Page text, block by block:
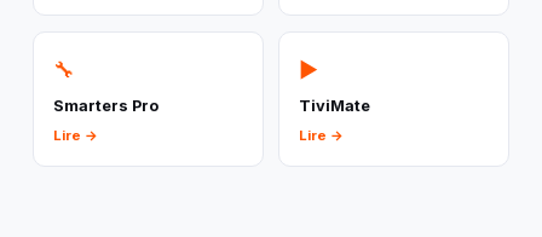
🔧
Smarters Pro
Lire →
▶️
TiviMate
Lire →